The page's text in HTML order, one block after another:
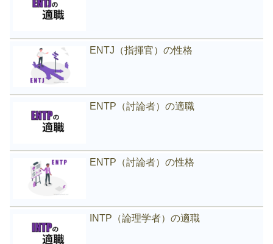
ENTJ（指揮官）の性格
ENTP（討論者）の適職
ENTP（討論者）の性格
INTP（論理学者）の適職